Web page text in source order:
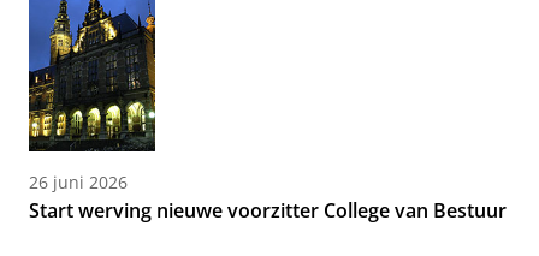
26 juni 2026
Start werving nieuwe voorzitter College van Bestuur